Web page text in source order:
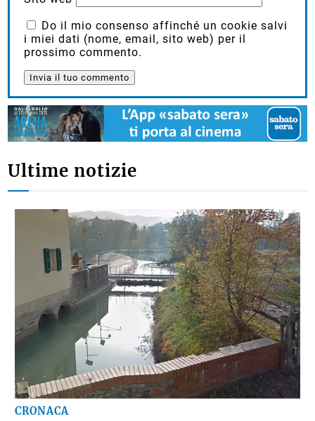
Do il mio consenso affinché un cookie salvi
i miei dati (nome, email, sito web) per il
prossimo commento.
Ultime notizie
CRONACA